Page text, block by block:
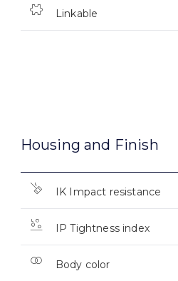
Linkable
Housing and Finish
IK Impact resistance
IP Tightness index
Body color